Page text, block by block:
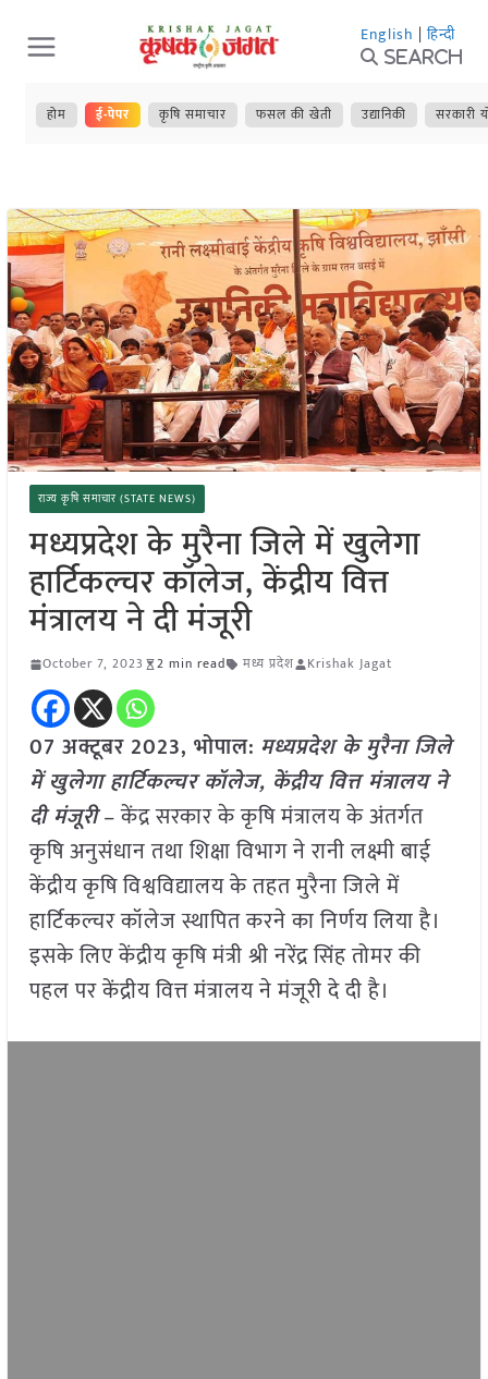
Skip
to
content
English | हिन्दी
Search
होम ई-पेपर कृषि समाचार फसल की खेती उद्यानिकी सरकारी
राज्य कृषि समाचार (STATE NEWS)
मध्यप्रदेश के मुरैना जिले में खुलेगा
हार्टिकल्चर कॉलेज, केंद्रीय वित्त
मंत्रालय ने दी मंजूरी
October 7, 2023 2 min read मध्य प्रदेश Krishak Jagat
07 अक्टूबर 2023, भोपाल: मध्यप्रदेश के मुरैना जिले
में खुलेगा हार्टिकल्चर कॉलेज, केंद्रीय वित्त मंत्रालय ने
दी मंजूरी– केंद्र सरकार के कृषि मंत्रालय के अंतर्गत
कृषि अनुसंधान तथा शिक्षा विभाग ने रानी लक्ष्मी बाई
केंद्रीय कृषि विश्वविद्यालय के तहत मुरैना जिले में
हार्टिकल्चर कॉलेज स्थापित करने का निर्णय लिया है।
इसके लिए केंद्रीय कृषि मंत्री श्री नरेंद्र सिंह तोमर की
पहल पर केंद्रीय वित्त मंत्रालय ने मंजूरी दे दी है।